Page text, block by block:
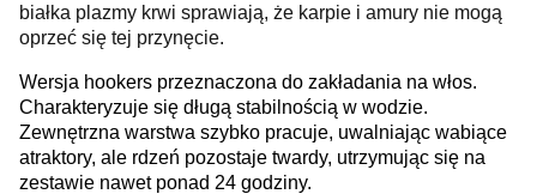
białka plazmy krwi sprawiają, że karpie i amury nie mogą
oprzeć się tej przynęcie.
Wersja hookers przeznaczona do zakładania na włos.
Charakteryzuje się długą stabilnością w wodzie.
Zewnętrzna warstwa szybko pracuje, uwalniając wabiące
atraktory, ale rdzeń pozostaje twardy, utrzymując się na
zestawie nawet ponad 24 godziny.